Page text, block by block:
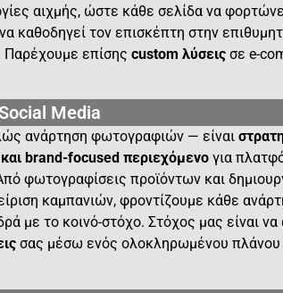
αιχμής, ώστε κάθε σελίδα να
καθοδηγεί τον επισκέπτη στην
Παρέχουμε επίσης custom λύσεις σε e-
Media
ανάρτηση φωτογραφιών — είναι
brand-focused περιεχόμενο για
φωτογραφίσεις προϊόντων και
καμπανιών, φροντίζουμε κάθε
με το κοινό-στόχο. Στόχος μας είναι
σας μέσω ενός ολοκληρωμένου